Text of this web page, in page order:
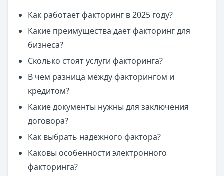
Как работает факторинг в 2025 году?
Какие преимущества дает факторинг для
бизнеса?
Сколько стоят услуги факторинга?
В чем разница между факторингом и
кредитом?
Какие документы нужны для заключения
договора?
Как выбрать надежного фактора?
Каковы особенности электронного
факторинга?